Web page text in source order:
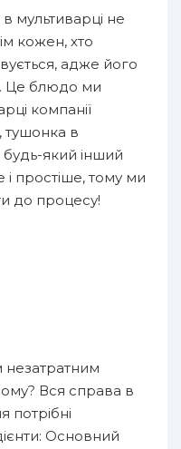
мультиварці не
кожен, хто
адже його
Це блюдо ми
компанії
тушонка в
який інший
простіше, тому ми
до процесу!
Вся справа в
потрібні
Основний